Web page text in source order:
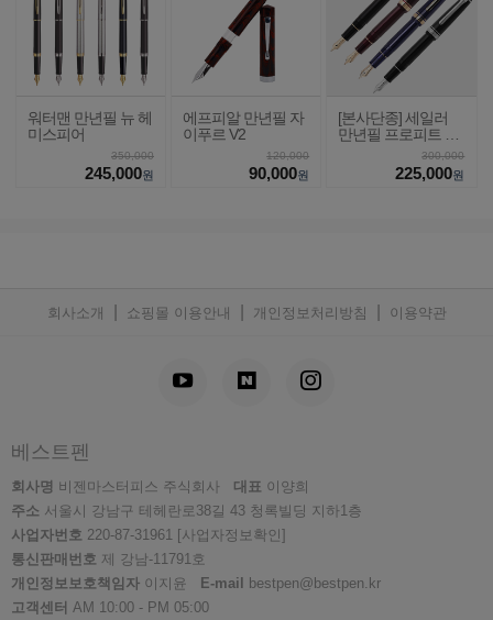
워터맨 만년필 뉴 헤
미스피어
350,000
245,000원
에프피알 만년필 자
이푸르 V2
120,000
90,000원
[본사단종] 세일러
만년필 프로피트 라
300,000
225,000원
회사소개 쇼핑몰 이용안내 개인정보처리방침 이용약관
베스트펜
회사명 비젠마스터피스 주식회사 대표 이양희
주소 서울시 강남구 테헤란로38길 43 청록빌딩 지하1층
사업자번호 220-87-31961
[사업자정보확인]
통신판매번호 제 강남-11791호
개인정보보호책임자 이지윤 E-mail
bestpen@bestpen.kr
고객센터 AM 10:00 - PM 05:00